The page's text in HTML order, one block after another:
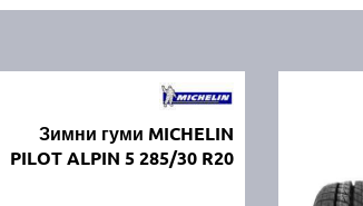
Зимни гуми MICHELIN
PILOT ALPIN 5 285/30 R20